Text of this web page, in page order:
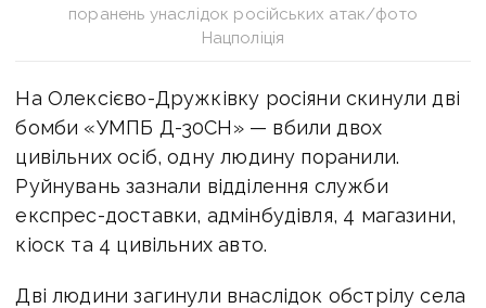
поранень унаслідок російських атак/фото
Нацполіція
На Олексієво-Дружківку росіяни скинули дві
бомби «УМПБ Д-30СН» — вбили двох
цивільних осіб, одну людину поранили.
Руйнувань зазнали відділення служби
експрес-доставки, адмінбудівля, 4 магазини,
кіоск та 4 цивільних авто.
Дві людини загинули внаслідок обстрілу села